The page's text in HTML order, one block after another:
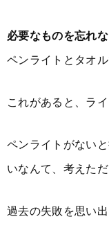
必要なものを忘れ
ペンライトとタオル
これがあると、ラ
ペンライトがない
いなんて、考えた
過去の失敗を思い